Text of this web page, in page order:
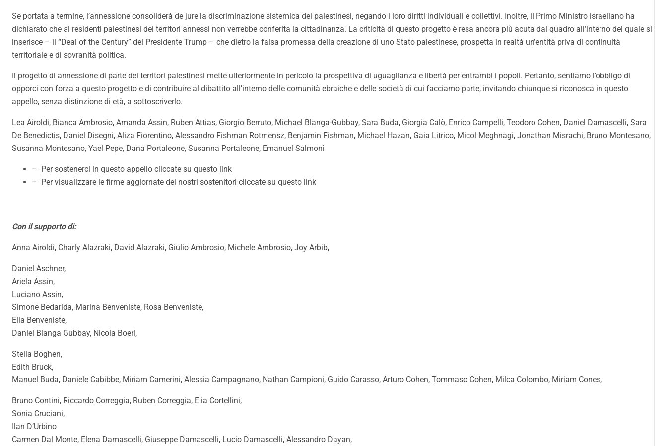
Se portata a termine, l’annessione consoliderà de jure la discriminazione sistemica dei palestinesi, negando i loro diritti individuali e collettivi. Inoltre, il Primo Ministro israeliano ha
dichiarato che ai residenti palestinesi dei territori annessi non verrebbe conferita la cittadinanza. La criticità di questo progetto è resa ancora più acuta dal quadro all’interno del quale si
inserisce – il “Deal of the Century” del Presidente Trump – che dietro la falsa promessa della creazione di uno Stato palestinese, prospetta in realtà un’entità priva di continuità
territoriale e di sovranità politica.
Il progetto di annessione di parte dei territori palestinesi mette ulteriormente in pericolo la prospettiva di uguaglianza e libertà per entrambi i popoli. Pertanto, sentiamo l’obbligo di
opporci con forza a questo progetto e di contribuire al dibattito all’interno delle comunità ebraiche e delle società di cui facciamo parte, invitando chiunque si riconosca in questo
appello, senza distinzione di età, a sottoscriverlo.
Lea Airoldi, Bianca Ambrosio, Amanda Assin, Ruben Attias, Giorgio Berruto, Michael Blanga-Gubbay, Sara Buda, Giorgia Calò, Enrico Campelli, Teodoro Cohen, Daniel Damascelli, Sara
De Benedictis, Daniel Disegni, Aliza Fiorentino, Alessandro Fishman Rotmensz, Benjamin Fishman, Michael Hazan, Gaia Litrico, Micol Meghnagi, Jonathan Misrachi, Bruno Montesano,
Susanna Montesano, Yael Pepe, Dana Portaleone, Susanna Portaleone, Emanuel Salmonì
– Per sostenerci in questo appello cliccate su ​questo link
– Per visualizzare le firme aggiornate dei nostri sostenitori cliccate su ​questo link
Con il supporto di:
Anna Airoldi, Charly Alazraki, David Alazraki, Giulio Ambrosio, Michele Ambrosio, Joy Arbib,
Daniel Aschner,
Ariela Assin,
Luciano Assin,
Simone Bedarida, Marina Benveniste, Rosa Benveniste,
Elia Benveniste,
Daniel Blanga Gubbay, Nicola Boeri,
Stella Boghen,
Edith Bruck,
Manuel Buda, Daniele Cabibbe, Miriam Camerini, Alessia Campagnano, Nathan Campioni, Guido Carasso, Arturo Cohen, Tommaso Cohen, Milca Colombo, Miriam Cones,
Bruno Contini, Riccardo Correggia, Ruben Correggia, Elia Cortellini,
Sonia Cruciani,
Ilan D’Urbino
Carmen Dal Monte, Elena Damascelli, Giuseppe Damascelli, Lucio Damascelli, Alessandro Dayan,